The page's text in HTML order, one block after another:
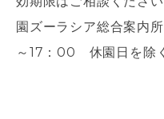
園ズーラシア総合案
～17：00 休園日を除